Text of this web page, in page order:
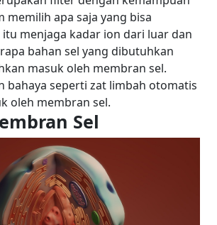
memilih apa saja yang bisa
itu menjaga kadar ion dari luar dan
bahan sel yang dibutuhkan
masuk oleh membran sel.
bahaya seperti zat limbah otomatis
oleh membran sel.
Sel